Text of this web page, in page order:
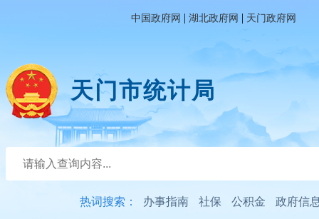
中国政府网 | 湖北政府网 | 天门政府网
天门市统计局
热词搜索： 办事指南 社保 公积金 政府信